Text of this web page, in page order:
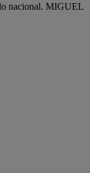
nacional. MIGUEL